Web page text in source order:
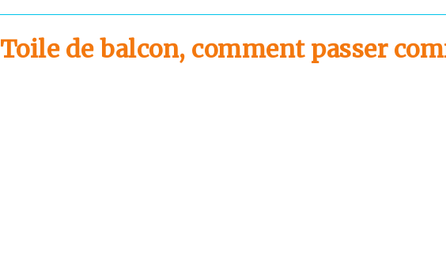
Toile de balcon, comment passer